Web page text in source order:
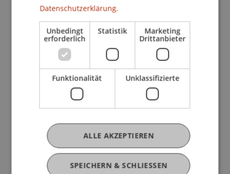
modernen Methoden wie der Verwendung von
Kryptowährungen erörtert. Darüber hinaus wird
der Kurs untersuchen, wie internationale
Standards, Gesetzgebung und
Strafverfolgungspraktiken an diese Bedrohungen
angepasst wurden, einschließlich eines
Überblicks über UN-Konventionen, FATF-
Empfehlungen und das Wachstum von öffentlich-
Criminal Decision-Making
Entwicklung von Geldwäschetechniken - vom
Datenschutzerklärung.
Unbedingt
erforderlich
Statistik Marketing
Drittanbieter
Funktionalität Unklassifizierte
SPEICHERN & SCHLIESSEN
ALLE AKZEPTIEREN